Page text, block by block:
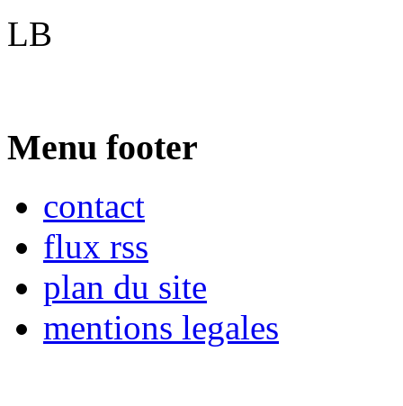
LB
Menu footer
contact
flux rss
plan du site
mentions legales